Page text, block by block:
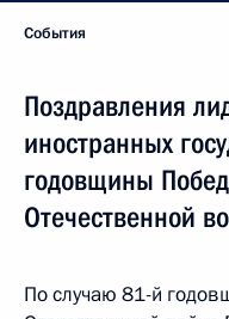
События
Поздравления
иностранных
годовщины
Отечественной
По случаю 81-й